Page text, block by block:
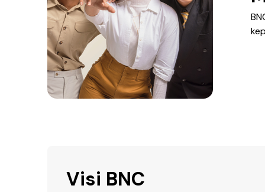
Visi BNC